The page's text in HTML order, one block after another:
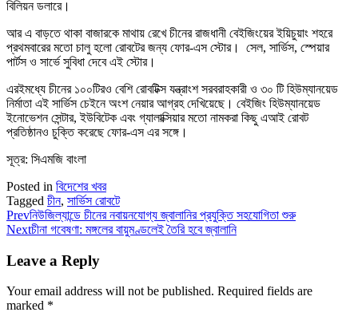
বিলিয়ন ডলারে।
আর এ বাড়তে থাকা বাজারকে মাথায় রেখে চীনের রাজধানী বেইজিংয়ের ইয়িচুয়াং শহরে
প্রথমবারের মতো চালু হলো রোবটের জন্য ফোর-এস স্টোর। সেল, সার্ভিস, স্পেয়ার
পার্টস ও সার্ভে সুবিধা দেবে এই স্টোর।
এরইমধ্যে চীনের ১০০টিরও বেশি রোবটিক্স যন্ত্রাংশ সরবরাহকারী ও ৩০ টি হিউম্যানয়েড
নির্মাতা এই সার্ভিস চেইনে অংশ নেয়ার আগ্রহ দেখিয়েছে। বেইজিং হিউম্যানয়েড
ইনোভেশন সেন্টার, ইউবিটেক এবং গ্যালাক্সিয়ার মতো নামকরা কিছু এআই রোবট
প্রতিষ্ঠানও চুক্তি করেছে ফোর-এস এর সঙ্গে।
সূত্র: সিএমজি বাংলা
Posted in বিদেশের খবর
Tagged চীন, সার্ভিস রোবটে
Prevনিউজিল্যান্ডে চীনের নবায়নযোগ্য জ্বালানির প্রযুক্তি সহযোগিতা শুরু
Nextচীনা গবেষণা: মঙ্গলের বায়ুমণ্ডলেই তৈরি হবে জ্বালানি
Leave a Reply
Your email address will not be published. Required fields are
marked *